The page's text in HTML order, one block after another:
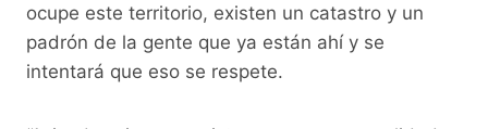
ocupe este territorio, existen un catastro y un
padrón de la gente que ya están ahí y se
intentará que eso se respete.